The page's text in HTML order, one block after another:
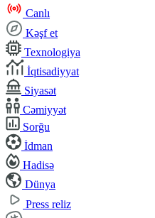
Canlı
Kəşf et
Texnologiya
İqtisadiyyat
Siyasət
Cəmiyyət
Sorğu
İdman
Hadisə
Dünya
Press reliz